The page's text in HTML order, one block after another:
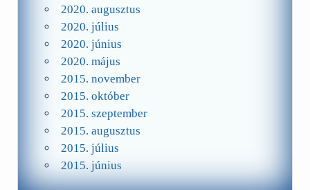
2020. augusztus
2020. július
2020. június
2020. május
2015. november
2015. október
2015. szeptember
2015. augusztus
2015. július
2015. június